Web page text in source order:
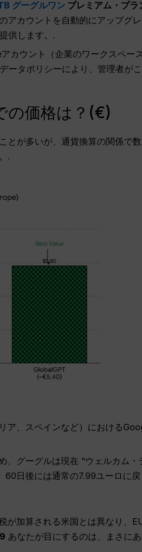
グーグルワン プレミアム・プラ
カウントを自動的にアップグ
供します。.
カウント（企業のワークスペー
ータポリシーにより、管理者が
の価格は？(€)
とが多いが、通貨換算の関係で
.
ア、スペインなど）における
、グーグルは現在 “ウェルカム・
60日後には通常の7.99ユーロに戻
が加算される米国とは異なり、
あなたが目にするのは、まさに